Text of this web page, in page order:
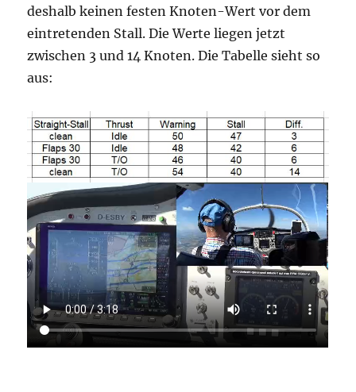
deshalb keinen festen Knoten-Wert vor dem
eintretenden Stall. Die Werte liegen jetzt
zwischen 3 und 14 Knoten. Die Tabelle sieht so
aus: